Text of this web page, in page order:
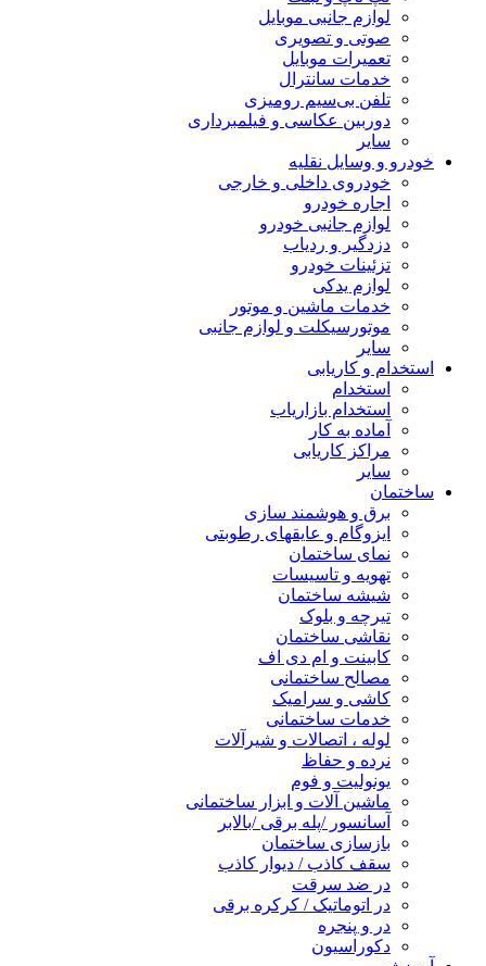
لوازم جانبی موبایل
صوتی و تصویری
تعمیرات موبایل
خدمات سانترال
تلفن بی‌سیم رومیزی
دوربین عکاسی و فیلمبرداری
سایر
خودرو و وسایل نقلیه
خودروی داخلی و خارجی
اجاره خودرو
لوازم جانبی خودرو
دزدگیر و ردیاب
تزئینات خودرو
لوازم یدکی
خدمات ماشین و موتور
موتورسیکلت و لوازم جانبی
سایر
استخدام و کاریابی
استخدام
استخدام بازاریاب
آماده به کار
مراکز کاریابی
سایر
ساختمان
برق و هوشمند سازی
ایزوگام و عایقهای رطوبتی
نمای ساختمان
تهویه و تاسیسات
شیشه ساختمان
تیرچه و بلوک
نقاشی ساختمان
کابینت و ام دی اف
مصالح ساختمانی
کاشی و سرامیک
خدمات ساختمانی
لوله ، اتصالات و شیرآلات
نرده و حفاظ
یونولیت و فوم
ماشین آلات و ابزار ساختمانی
آسانسور /پله برقی /بالابر
بازسازی ساختمان
سقف کاذب / دیوار کاذب
در ضد سرقت
در اتوماتیک / کرکره برقی
در و پنجره
دکوراسیون